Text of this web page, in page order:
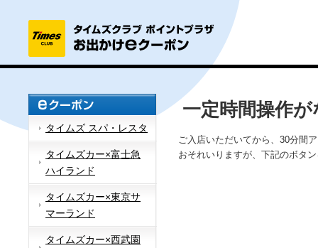
タイムズ スパ・レスタ
タイムズカー×富士急
ハイランド
タイムズカー×東京サ
マーランド
タイムズカー×西武園
一定時間操作
ご入店いただいてから、30分間
おそれいりますが、下記のボタ